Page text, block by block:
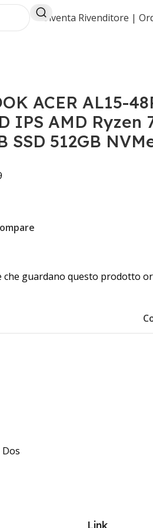
Diventa Rivenditore |
512GB NVMe Free Dos
ACER AL15-
IPS AMD Ryzen
SSD 512GB
che guardano questo prodotto
Dos
Link